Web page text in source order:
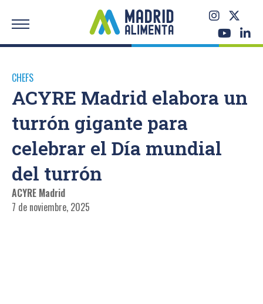
CHEFS
ACYRE Madrid elabora un
turrón gigante para
celebrar el Día mundial
del turrón
ACYRE Madrid
7 de noviembre, 2025